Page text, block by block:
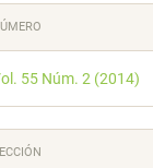
55 Núm. 2 (2014)